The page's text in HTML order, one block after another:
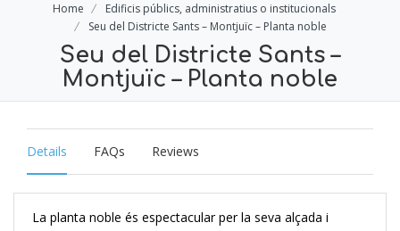
Home
Edificis públics, administratius o institucionals
Seu del Districte Sants – Montjuïc – Planta noble
Seu del Districte Sants –
Montjuïc – Planta noble
Details FAQs Reviews
La planta noble és espectacular per la seva alçada i